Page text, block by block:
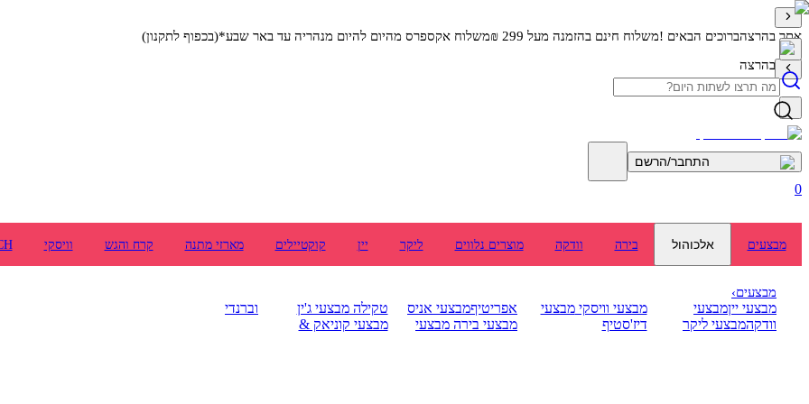
אתר בהרצהברוכים הבאים !משלוח חינם בהזמנה מעל 299 ₪
משלוח אקספרס מהיום להיום מנהריה עד באר שבע*(בכפוף לתקנון)
אתר בהרצה
התחבר/הרשם
0
מבצעים אלכוהול בירה וודקה מוצרים נלווים ליקר יין קוקטיילים מארזי מתנה קרח והגש וויסקי
מבצעים›
מבצעי ייןמבצעי
וודקהמבצעי ליקר
מבצעי וויסקימבצעי
דיז'סטיף
אפריטיףמבצעי אניס
מבצעי בירה מבצעי
טקילהמבצעי ג'ין
מבצעי קוניאק &
וברנדי